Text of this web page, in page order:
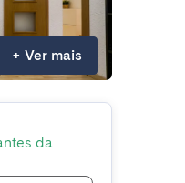
+ Ver mais
da